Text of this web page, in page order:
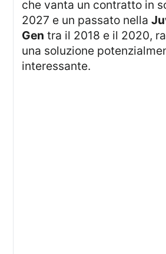
che vanta un contratto in
2027 e un passato nella
Gen tra il 2018 e il 2020,
una soluzione
interessante.